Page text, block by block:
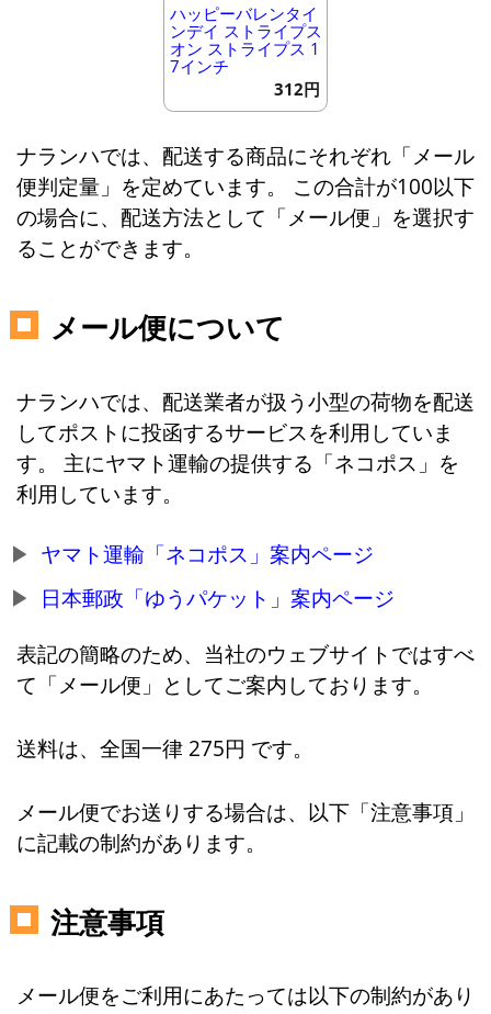
ハッピーバレンタイ
ンデイ ストライプス
オン ストライプス 1
7インチ
312円
ナランハでは、配送する商品にそれぞれ「メール
便判定量」を定めています。 この合計が100以下
の場合に、配送方法として「メール便」を選択す
ることができます。
メール便について
ナランハでは、配送業者が扱う小型の荷物を配送
してポストに投函するサービスを利用していま
す。 主にヤマト運輸の提供する「ネコポス」を
利用しています。
ヤマト運輸「ネコポス」案内ページ
日本郵政「ゆうパケット」案内ページ
表記の簡略のため、当社のウェブサイトではすべ
て「メール便」としてご案内しております。
送料は、全国一律 275円 です。
メール便でお送りする場合は、以下「注意事項」
に記載の制約があります。
注意事項
メール便をご利用にあたっては以下の制約があり